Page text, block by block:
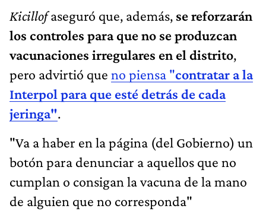
Kicillofaseguró que, además, se reforzarán
los controles para que no se produzcan
vacunaciones irregulares en el distrito,
pero advirtió que no piensa "contratar a la
Interpol para que esté detrás de cada
jeringa".
"Va a haber en la página (del Gobierno) un
botón para denunciar a aquellos que no
cumplan o consigan la vacuna de la mano
de alguien que no corresponda"